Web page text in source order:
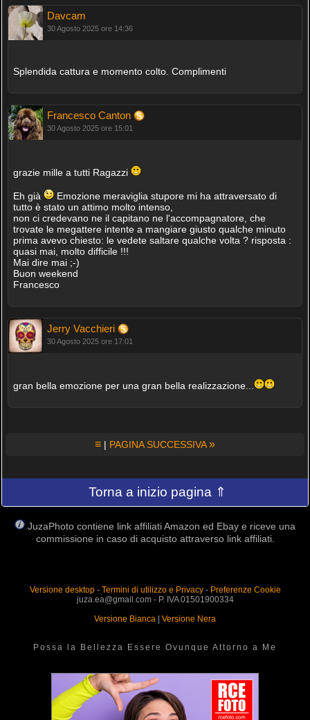
Davcam
30 Agosto 2025 ore 14:36
Splendida cattura e momento colto. Complimenti
Francesco Canton
30 Agosto 2025 ore 15:01
grazie mille a tutti Ragazzi
Eh già
Emozione meraviglia stupore mi ha attraversato di
tutto è stato un attimo molto intenso,
non ci credevano ne il capitano ne l'accompagnatore, che
trovate le megattere intente a mangiare giusto qualche minuto
prima avevo chiesto: le vedete saltare qualche volta ? risposta :
quasi mai, molto difficile !!!
Mai dire mai ;-)
Buon weekend
Francesco
Jerry Vacchieri
30 Agosto 2025 ore 17:01
gran bella emozione per una gran bella realizzazione...
≡ | PAGINA SUCCESSIVA»
Torna a inizio pagina ⇑
JuzaPhoto contiene link affiliati Amazon ed Ebay e riceve una
commissione in caso di acquisto attraverso link affiliati.
Versione desktop- Termini di utilizzo e Privacy- Preferenze Cookie
juza.ea@gmail.com - P. IVA 01501900334
Versione Bianca | Versione Nera
Possa la Bellezza Essere Ovunque Attorno a Me